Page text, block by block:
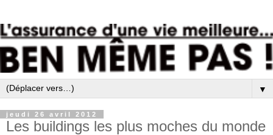
▼
jeudi 26 avril 2012
Les buildings les plus moches du monde